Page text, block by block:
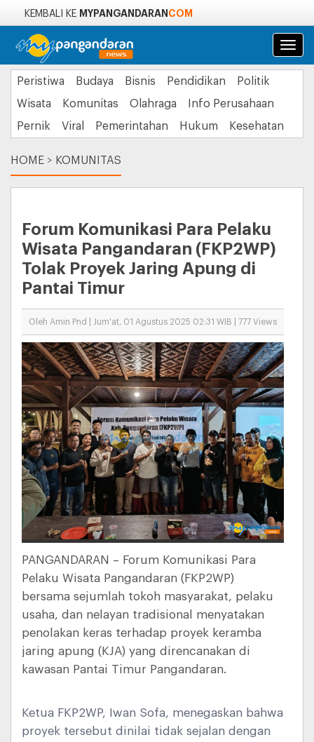
KEMBALI KE MYPANGANDARAN COM
Peristiwa Budaya Bisnis Pendidikan
Politik
Wisata
Komunitas Olahraga
Info Perusahaan
Pernik
Viral Pemerintahan Hukum Kesehatan
HOME > KOMUNITAS
Forum Komunikasi Para Pelaku
Wisata Pangandaran (FKP2WP)
Tolak Proyek Jaring Apung di
Pantai Timur
Oleh Amin Pnd | Jum'at, 01 Agustus 2025 02:31 WIB | 777 Views
PANGANDARAN – Forum Komunikasi Para
Pelaku Wisata Pangandaran (FKP2WP)
bersama sejumlah tokoh masyarakat, pelaku
usaha, dan nelayan tradisional menyatakan
penolakan keras terhadap proyek keramba
jaring apung (KJA) yang direncanakan di
kawasan Pantai Timur Pangandaran.
Ketua FKP2WP, Iwan Sofa, menegaskan bahwa
proyek tersebut dinilai tidak sejalan dengan